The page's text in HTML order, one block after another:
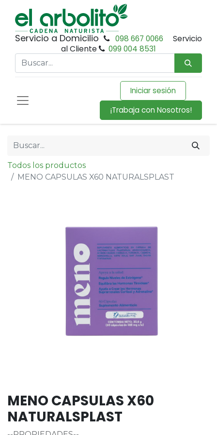
Servicio a Domicilio 098 667 0066
Servicio
al Cliente
099 004 8531
Iniciar sesión
¡Trabaja con Nosotros!
Todos los productos
MENO CAPSULAS X60 NATURALSPLAST
MENO CAPSULAS X60
NATURALSPLAST